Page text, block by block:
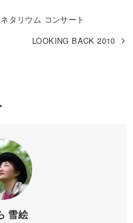
タリウム コンサート
LOOKING BACK 2010
雪絵